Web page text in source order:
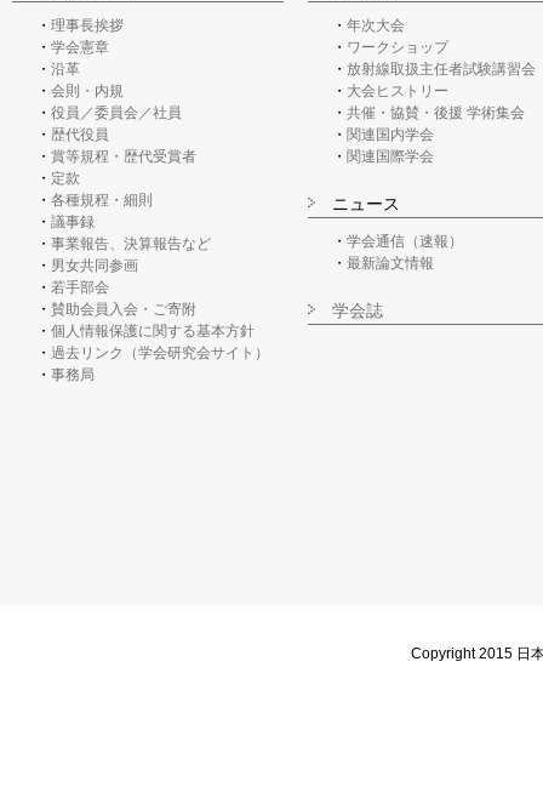
理事長挨拶
学会憲章
沿革
会則・内規
役員／委員会／社員
歴代役員
賞等規程・歴代受賞者
定款
各種規程・細則
議事録
事業報告、決算報告など
男女共同参画
若手部会
賛助会員入会・ご寄附
個人情報保護に関する基本方針
過去リンク（学会研究会サイト）
事務局
年次大会
ワークショップ
放射線取扱主任者試験講習会
大会ヒストリー
共催・協賛・後援 学術集会
関連国内学会
関連国際学会
ニュース
学会通信（速報）
最新論文情報
学会誌
Copyright 2015 日